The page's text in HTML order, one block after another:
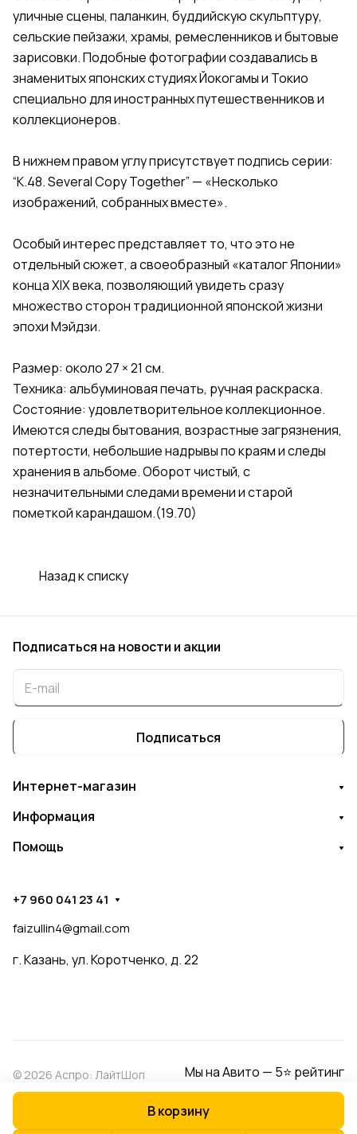
В корзину
уличные сцены, паланкин, буддийскую скульптуру,
сельские пейзажи, храмы, ремесленников и бытовые
зарисовки. Подобные фотографии создавались в
знаменитых японских студиях Йокогамы и Токио
специально для иностранных путешественников и
коллекционеров.
В нижнем правом углу присутствует подпись серии:
“K.48. Several Copy Together” — «Несколько
изображений, собранных вместе».
Особый интерес представляет то, что это не
отдельный сюжет, а своеобразный «каталог Японии»
конца XIX века, позволяющий увидеть сразу
множество сторон традиционной японской жизни
эпохи Мэйдзи.
Размер: около 27 × 21 см.
Техника: альбуминовая печать, ручная раскраска.
Состояние: удовлетворительное коллекционное.
Имеются следы бытования, возрастные загрязнения,
потертости, небольшие надрывы по краям и следы
хранения в альбоме. Оборот чистый, с
незначительными следами времени и старой
пометкой карандашом.(19.70)
Назад к списку
Подписаться на новости и акции
Подписаться
Интернет-магазин
Информация
Помощь
+7 960 041 23 41
faizullin4@gmail.com
г. Казань, ул. Коротченко, д. 22
© 2026 Аспро: ЛайтШоп Мы на Авито — 5⭐ рейтинг
Оферта